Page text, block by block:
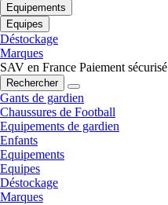
Equipements
Equipes
Déstockage
Marques
SAV en France Paiement sécurisé
Rechercher
Gants de gardien
Chaussures de Football
Equipements de gardien
Enfants
Equipements
Equipes
Déstockage
Marques